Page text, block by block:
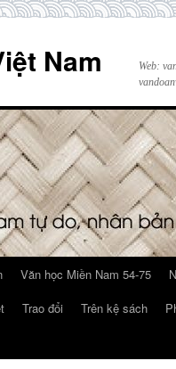
Nam
Web:
Văn học Miền Nam 54-75
Trao đổi Trên kệ sách